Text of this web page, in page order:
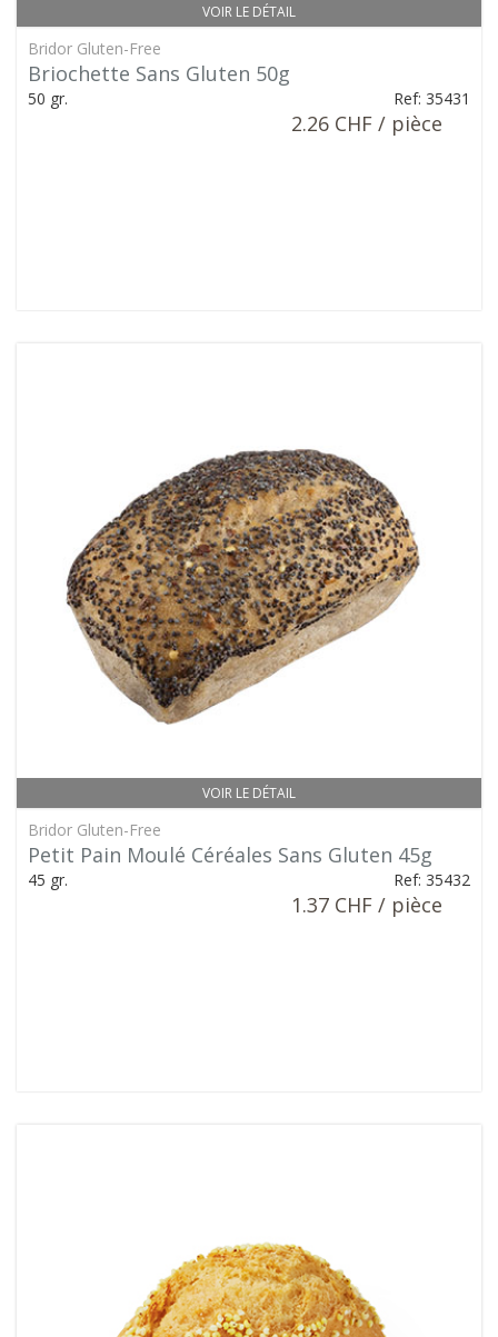
VOIR LE DÉTAIL
Bridor Gluten-Free
Briochette Sans Gluten 50g
50 gr. Ref: 35431
2.26 CHF / pièce
VOIR LE DÉTAIL
Bridor Gluten-Free
Petit Pain Moulé Céréales Sans Gluten 45g
45 gr. Ref: 35432
1.37 CHF / pièce